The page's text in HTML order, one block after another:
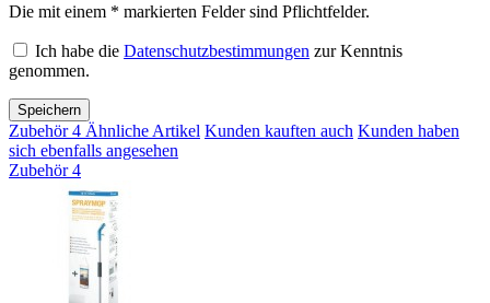
Die mit einem * markierten Felder sind Pflichtfelder.
Ich habe die Datenschutzbestimmungen zur Kenntnis
genommen.
Speichern
Zubehör4 Ähnliche Artikel Kunden kauften auch Kunden haben
sich ebenfalls angesehen
Zubehör4